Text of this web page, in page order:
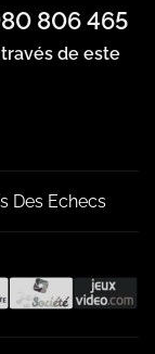
806 465
de este
Des Echecs